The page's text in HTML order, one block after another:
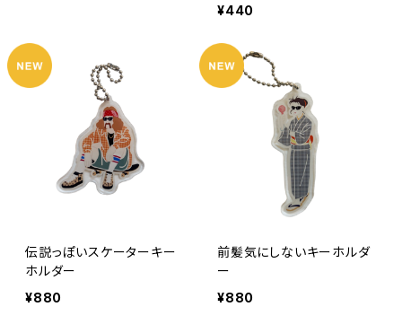
¥440
伝説っぽいスケーターキー
ホルダー
¥880
前髪気にしないキーホルダ
ー
¥880